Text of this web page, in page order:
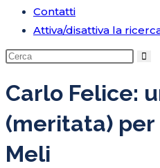
Contatti
Attiva/disattiva la
Carlo Felice:
(meritata) per
Meli